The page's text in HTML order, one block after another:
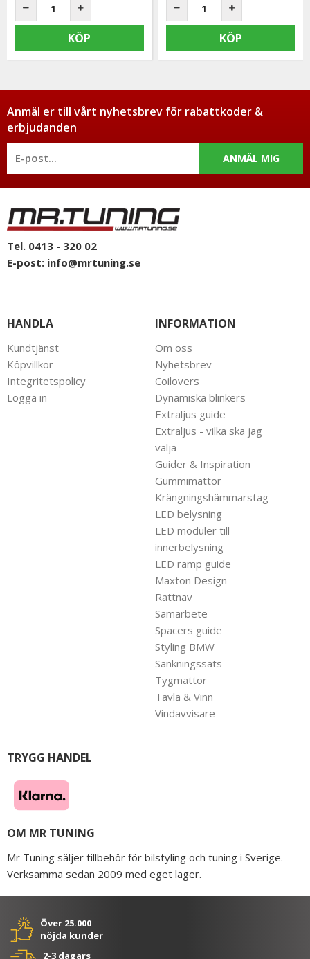
KÖP KÖP
Anmäl er till vårt nyhetsbrev för rabattkoder &
erbjudanden
ANMÄL MIG
Tel. 0413 - 320 02
E-post: info@mrtuning.se
HANDLA
Kundtjänst
Köpvillkor
Integritetspolicy
Logga in
INFORMATION
Om oss
Nyhetsbrev
Coilovers
Dynamiska blinkers
Extraljus guide
Extraljus - vilka ska jag
välja
Guider & Inspiration
Gummimattor
Krängningshämmarstag
LED belysning
LED moduler till
innerbelysning
LED ramp guide
Maxton Design
Rattnav
Samarbete
Spacers guide
Styling BMW
Sänkningssats
Tygmattor
Tävla & Vinn
Vindavvisare
TRYGG HANDEL
OM MR TUNING
Mr Tuning säljer tillbehör för bilstyling och tuning i Sverige.
Verksamma sedan 2009 med eget lager.
Över 25.000
nöjda kunder
2-3 dagars